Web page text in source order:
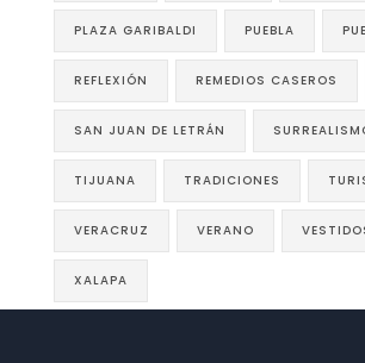
PLAZA GARIBALDI PUEBLA
REFLEXIÓN REMEDIOS CASEROS
SAN JUAN DE LETRÁN
TIJUANA TRADICIONES
VERACRUZ VERANO
XALAPA